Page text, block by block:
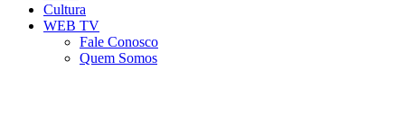
Cultura
WEB TV
Fale Conosco
Quem Somos